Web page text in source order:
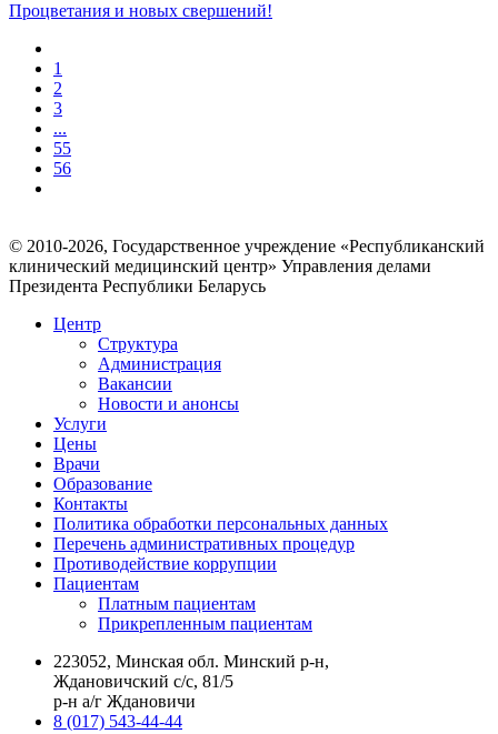
Процветания и новых свершений!
1
2
3
...
55
56
© 2010-2026, Государственное учреждение «Республиканский
клинический медицинский центр» Управления делами
Президента Республики Беларусь
Центр
Структура
Администрация
Вакансии
Новости и анонсы
Услуги
Цены
Врачи
Образование
Контакты
Политика обработки персональных данных
Перечень административных процедур
Противодействие коррупции
Пациентам
Платным пациентам
Прикрепленным пациентам
223052, Минская обл. Минский р-н,
Ждановичский с/с, 81/5
р-н а/г Ждановичи
8 (017) 543-44-44